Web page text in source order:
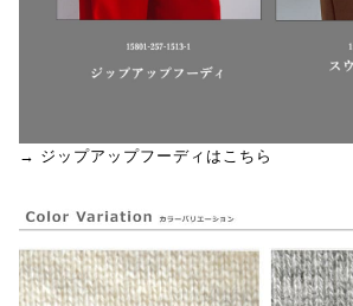
→ ジップアップフーディはこちら